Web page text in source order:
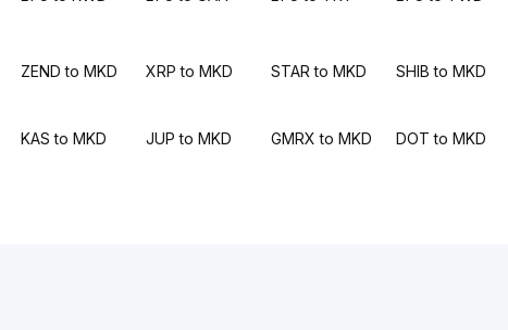
ZEND to MKD XRP to MKD STAR to MKD SHIB to MKD
KAS to MKD JUP to MKD GMRX to MKD DOT to MKD